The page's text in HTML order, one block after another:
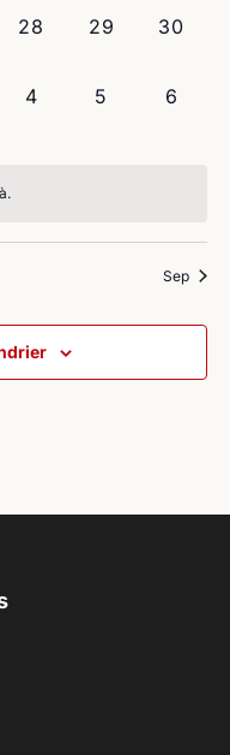
0
28
0
29
0
30
0
4
0
5
0
6
Sep